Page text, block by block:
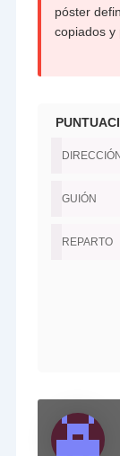
póster
copiados y
DIRECCIÓN
GUIÓN
REPARTO